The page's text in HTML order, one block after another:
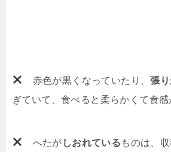
赤色が黒くなっていたり、張
ぎていて、食べると柔らかくて食
へたが しおれている ものは、